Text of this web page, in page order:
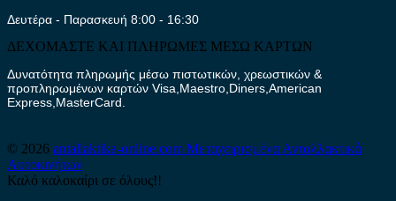
Δευτέρα - Παρασκευή 8:00 - 16:30
ΔΕΧΟΜΑΣΤΕ ΚΑΙ ΠΛΗΡΩΜΕΣ ΜΕΣΩ ΚΑΡΤΩΝ
Δυνατότητα πληρωμής μέσω πιστωτικών, χρεωστικών &
προπληρωμένων καρτών Visa,Maestro,Diners,American
Express,MasterCard.
© 2026 antallaktika-online.com Μεταχειρισμένα Ανταλλακτικά
Αυτοκινήτων
Καλό καλοκαίρι σε όλους!!